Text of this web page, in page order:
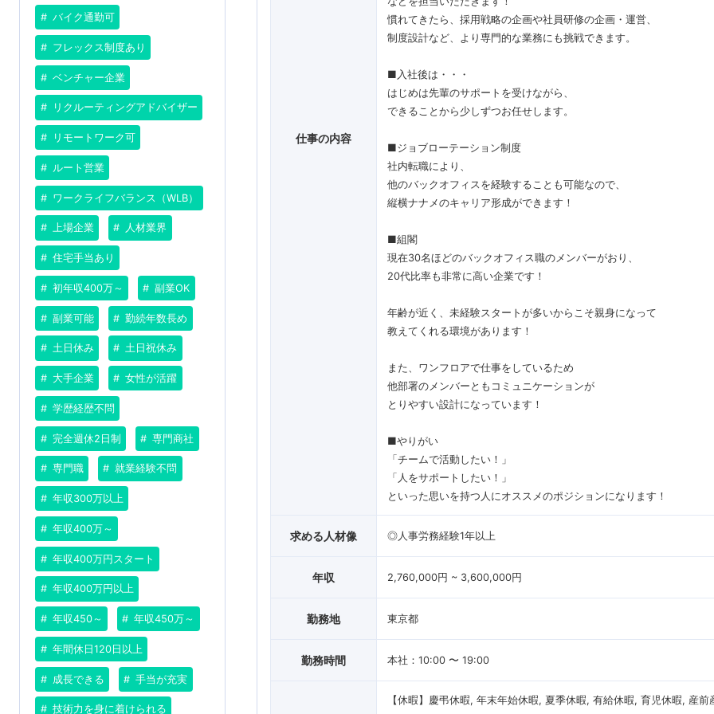
バイク通勤可
フレックス制度あり
ベンチャー企業
リクルーティングアドバイザー
リモートワーク可
ルート営業
ワークライフバランス（WLB）
上場企業 人材業界
住宅手当あり
初年収400万～ 副業OK
副業可能 勤続年数長め
土日休み 土日祝休み
大手企業 女性が活躍
学歴経歴不問
完全週休2日制 専門商社
専門職 就業経験不問
年収300万以上
年収400万～
年収400万円スタート
年収400万円以上
年収450～ 年収450万～
年間休日120日以上
成長できる 手当が充実
技術力を身に着けられる
仕事の内容
慣れてきたら、採用戦略の企画や社員研修の企画・運営、
制度設計など、より専門的な業務にも挑戦できます。
■入社後は・・・
はじめは先輩のサポートを受けながら、
できることから少しずつお任せします。
■ジョブローテーション制度
社内転職により、
他のバックオフィスを経験することも可能なので、
縦横ナナメのキャリア形成ができます！
■組閣
現在30名ほどのバックオフィス職のメンバーがおり、
20代比率も非常に高い企業です！
年齢が近く、未経験スタートが多いからこそ親身になって
教えてくれる環境があります！
また、ワンフロアで仕事をしているため
他部署のメンバーともコミュニケーションが
とりやすい設計になっています！
■やりがい
「チームで活動したい！」
「人をサポートしたい！」
といった思いを持つ人にオススメのポジションになります！
求める人材像 ◎人事労務経験1年以上
年収 2,760,000円 ~ 3,600,000円
勤務地 東京都
勤務時間 本社：10:00 〜 19:00
【休暇】慶弔休暇, 年末年始休暇, 夏季休暇, 有給休暇, 育児休暇, 産前